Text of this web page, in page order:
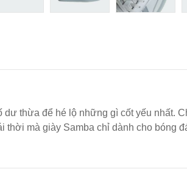
thừa để hé lộ những gì cốt yếu nhất.
mà giày Samba chỉ dành cho bóng